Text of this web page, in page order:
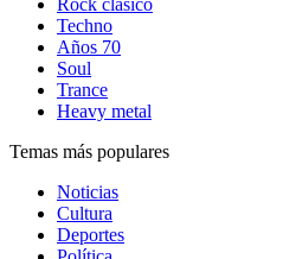
Rock clásico
Techno
Años 70
Soul
Trance
Heavy metal
Temas más populares
Noticias
Cultura
Deportes